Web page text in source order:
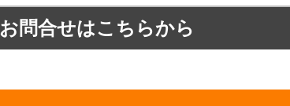
お問合せはこちらから